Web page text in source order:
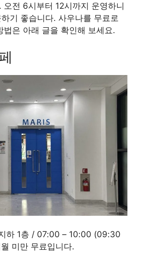
오전 6시부터 12시까지 운영하니
기 좋습니다. 사우나를 무료로
법은 아래 글을 확인해 보세요.
하 1층 / 07:00 – 10:00 (09:30
미만 무료입니다.